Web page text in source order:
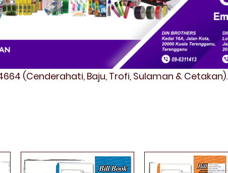
(Cenderahati, Baju, Trofi, Sulaman & Cetakan).